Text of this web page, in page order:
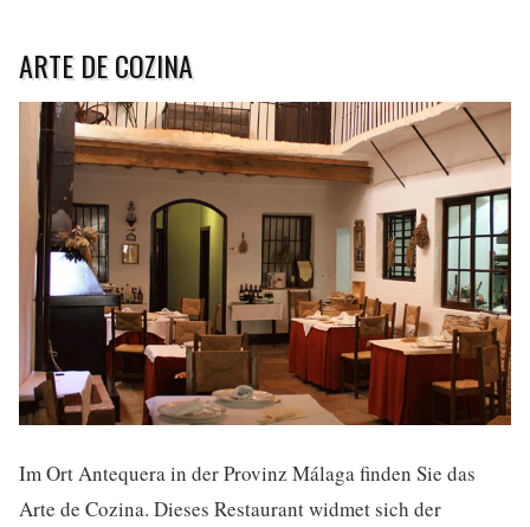
ARTE DE COZINA
Im Ort Antequera in der Provinz Málaga finden Sie das
Arte de Cozina. Dieses Restaurant widmet sich der